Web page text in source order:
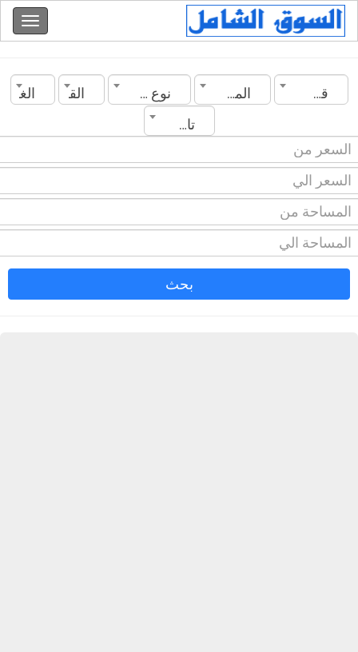
قطر المدينة نوع العقار القسم
الغرف
تاريخ الانشاء
بحث